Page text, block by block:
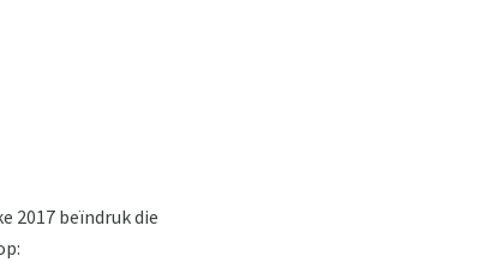
2017 beïndruk die